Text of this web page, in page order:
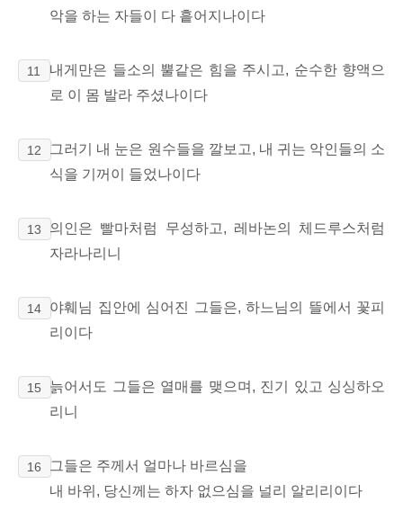
악을 하는 자들이 다 흩어지나이다
11
내게만은 들소의 뿔같은 힘을 주시고, 순수한 향액으
로 이 몸 발라 주셨나이다
12
그러기 내 눈은 원수들을 깔보고, 내 귀는 악인들의 소
식을 기꺼이 들었나이다
13
의인은 빨마처럼 무성하고, 레바논의 체드루스처럼
자라나리니
14
야훼님 집안에 심어진 그들은, 하느님의 뜰에서 꽃피
리이다
15
늙어서도 그들은 열매를 맺으며, 진기 있고 싱싱하오
리니
16
그들은 주께서 얼마나 바르심을
내 바위, 당신께는 하자 없으심을 널리 알리리이다